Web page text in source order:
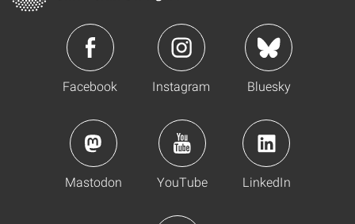
Facebook Instagram Bluesky
Mastodon YouTube LinkedIn